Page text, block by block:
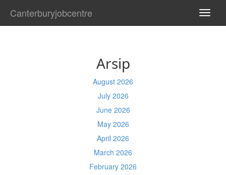
Canterburyjobcentre
Arsip
August 2026
July 2026
June 2026
May 2026
April 2026
March 2026
February 2026